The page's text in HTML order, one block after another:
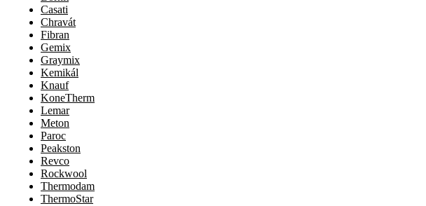
Casati
Chravát
Fibran
Gemix
Graymix
Kemikál
Knauf
KoneTherm
Lemar
Meton
Paroc
Peakston
Revco
Rockwool
Thermodam
ThermoStar